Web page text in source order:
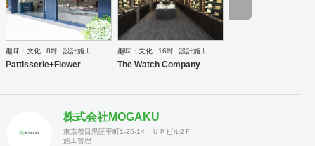
縁な特定防火設備（鉄扉）などにも高いデザイン性を施すこ
とも可能です。 GRIDFRAME とりかえのきかない空間
https://gridframe.co.jp/ Synes(シネス) 霧のようなやわらか
込む空間 https://sotochiku.com/
趣味・文化 8坪 設計施工
Pattisserie+Flower
趣味・文化 16坪 設計施工
The Watch Company
株式会社MOGAKU
東京都目黒区平町1-25-14 ＵＰビル2Ｆ
施工管理